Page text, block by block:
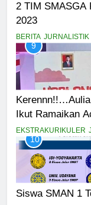
2 TIM SMASGA
2023
BERITA JURNALISTIK
9
Ikut Ramaikan
EKSTRAKURIKULER
10
Siswa SMAN 1